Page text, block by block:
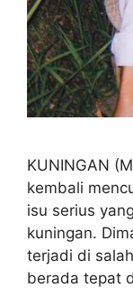
KUNINGAN
kembali
isu serius
kuningan.
terjadi di
berada tepat